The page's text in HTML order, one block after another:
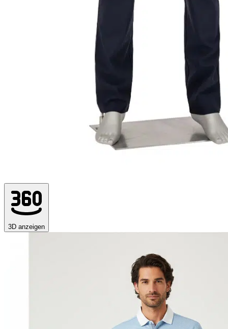
3D anzeigen